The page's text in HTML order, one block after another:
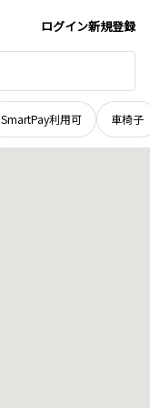
ログイン新規登録
SmartPay利用可 車椅子